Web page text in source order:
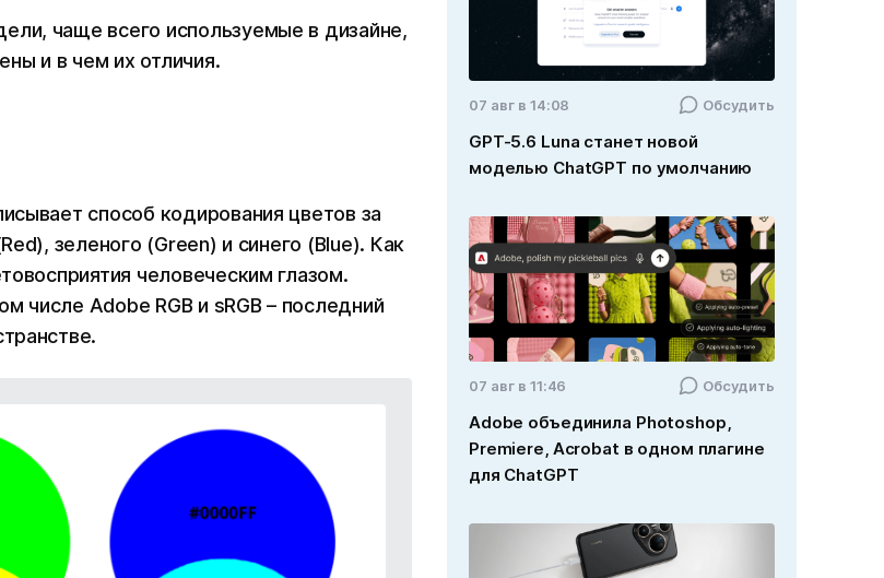
чаще всего используемые в дизайне,
и в чем их отличия.
способ кодирования цветов за
зеленого (Green) и синего (Blue). Как
человеческим глазом.
числе Adobe RGB и sRGB – последний
07 авг в 14:08 Обсудить
GPT-5.6 Luna станет новой
моделью ChatGPT по умолчанию
07 авг в 11:46 Обсудить
Adobe объединила Photoshop,
Premiere, Acrobat в одном плагине
для ChatGPT